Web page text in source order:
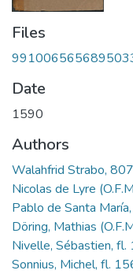
Files
Date
1590
Authors
Walahfrid Strabo,
Nicolas de Lyre
Pablo de Santa
Döring, Mathias
Nivelle, Sébastien,
Sonnius, Michel, fl.